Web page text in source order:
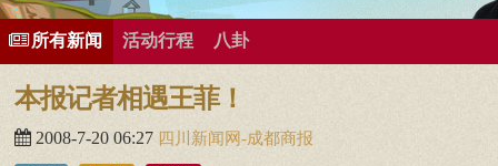
所有新闻 活动行程 八卦
本报记者相遇王菲！
2008-7-20 06:27 四川新闻网-成都商报